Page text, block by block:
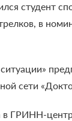
студент
в
сети
в ГРИНН-